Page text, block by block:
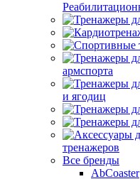
армспорта
и ягодиц
тренажеров
Все бренды
AbCoaster